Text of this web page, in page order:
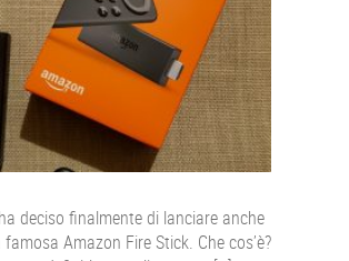
deciso finalmente di lanciare anche
Amazon Fire Stick. Che cos’è?